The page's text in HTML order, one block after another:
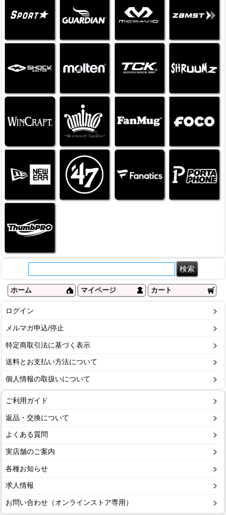
ホーム マイページ カート
ログイン
メルマガ申込/停止
特定商取引法に基づく表示
送料とお支払い方法について
個人情報の取扱いについて
ご利用ガイド
返品・交換について
よくある質問
実店舗のご案内
各種お知らせ
求人情報
お問い合わせ（オンラインストア専用）